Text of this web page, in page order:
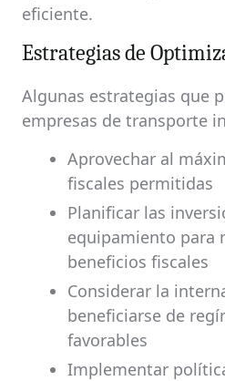
eficiente.
Estrategias de
Algunas estrategias que
empresas de transporte
Aprovechar al
fiscales permitidas
Planificar las
equipamiento para
beneficios fiscales
Considerar la
beneficiarse de
favorables
Implementar